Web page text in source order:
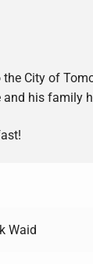
City of
his family
Waid